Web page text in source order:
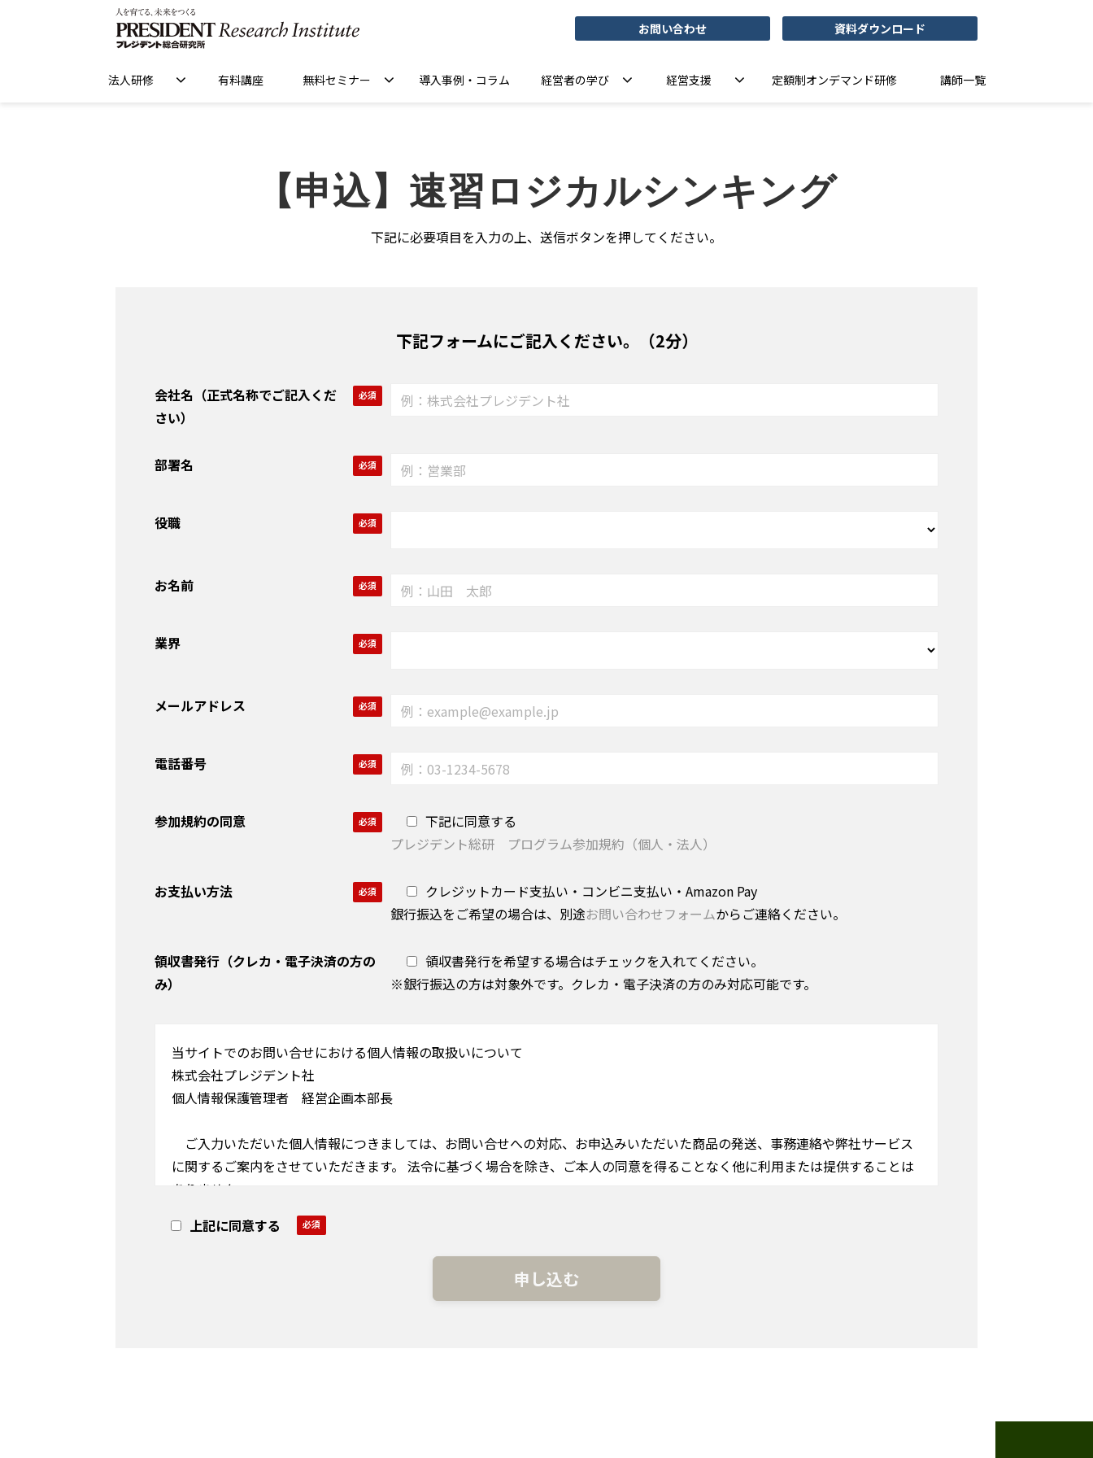
お問い合わせ 資料ダウンロード
法人研修 有料講座 無料セミナー 導入事例・コラム 経営者の学び 経営支援 定額制オンデマンド研修 講師一覧
【申込】速習ロジカルシンキング
下記に必要項目を入力の上、送信ボタンを押してください。
下記フォームにご記入ください。（2分）
会社名（正式名称でご記入くだ
さい）
部署名
役職
お名前
業界
メールアドレス
電話番号
参加規約の同意
下記に同意する
プレジデント総研 プログラム参加規約（個人・法人）
お支払い方法
クレジットカード支払い・コンビニ支払い・Amazon Pay
銀行振込をご希望の場合は、別途お問い合わせフォームからご連絡ください。
領収書発行（クレカ・電子決済の方の
み）
領収書発行を希望する場合はチェックを入れてください。
※銀行振込の方は対象外です。クレカ・電子決済の方のみ対応可能です。
当サイトでのお問い合せにおける個人情報の取扱いについて
株式会社プレジデント社
個人情報保護管理者 経営企画本部長
ご入力いただいた個人情報につきましては、お問い合せへの対応、お申込みいただいた商品の発送、事務連絡や弊社サービス
に関するご案内をさせていただきます。 法令に基づく場合を除き、ご本人の同意を得ることなく他に利用または提供することは
ありません。
また個人情報の取扱いを外部に委託いたします。個人情報のご入力は任意ですが、必須項目にご入力いただけない場合は確認画
面に進めません。 個人情報の利用目的の通知・開示・内容の訂正・追加又は削除・利用の停止・消去及び第三者への提供の停止
についてはお客様相談窓口までお問い合せ下さい（こちらのフォームにてご連絡ください）。
また、ウェブサイトの使用状況の把握、利便性向上、今後のより良いサービス、商品作りの参考、問題発生時の原因探求、広
告配信、レポート作成のため、クッキーを利用しています。 「当サイトでのお問い合せにおける個人情報の取扱いについて」に
上記に同意する